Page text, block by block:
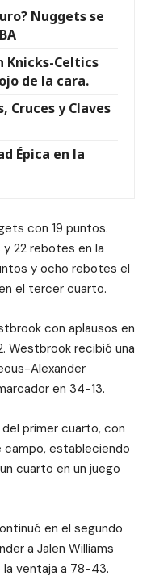
Nuggets se
Knicks-Celtics
de la cara.
Cruces y Claves
Épica en la
con 19 puntos.
22 rebotes en la
y ocho rebotes el
el tercer cuarto.
con aplausos en
Westbrook recibió una
Alexander
en 34-13.
primer cuarto, con
campo, estableciendo
cuarto en un juego
en el segundo
a Jalen Williams
la ventaja a 78-43.